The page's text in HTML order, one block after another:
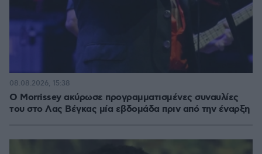
Ο Morrissey ακύρωσε προγραμματισμένες συναυλίες
του στο Λας Βέγκας μία εβδομάδα πριν από την έναρξη
08.08.2026, 15:38